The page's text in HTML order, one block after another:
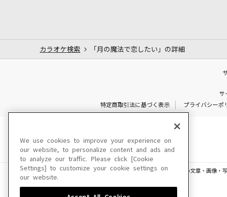
カラオケ検索 「月の魔法で恋したい」の詳細
サ
特定商取引法に基づく表示
プライバシーポ
このサイトに掲載されている一切の文章・画像・
We use cookies to improve your experience on
our website, to personalize content and ads and
to analyze our traffic. Please click [Cookie
Settings] to customize your cookie settings on
our website.